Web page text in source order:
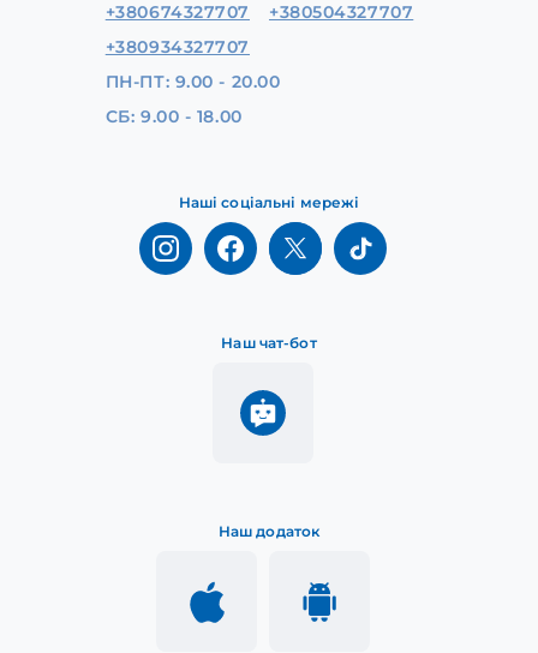
Наш додаток
Наш чат-бот
Наші соціальні мережі
+380674327707
+380504327707
+380934327707
ПН-ПТ: 9.00 - 20.00
СБ: 9.00 - 18.00